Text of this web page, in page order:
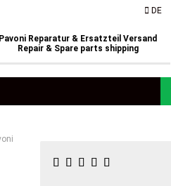
DE
Pavoni Reparatur & Ersatzteil Versand
Repair & Spare parts shipping